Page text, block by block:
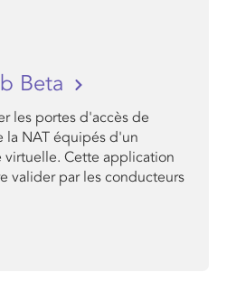
Beta
les portes d'accès de
NAT équipés d'un
Cette application
valider par les conducteurs